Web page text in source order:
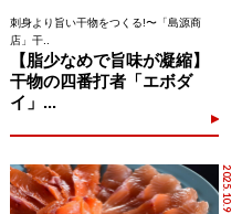
刺身より旨い干物をつくる!〜「島源商
店」干..
【脂少なめで旨味が凝縮】
干物の四番打者「エボダ
イ」...
2025.10.9